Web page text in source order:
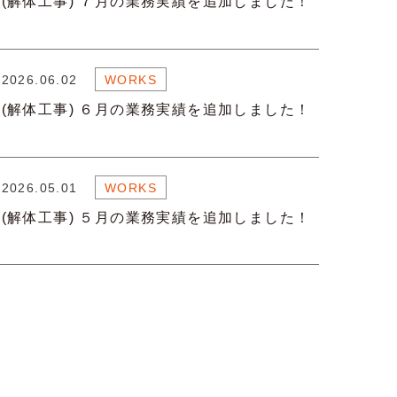
2026.06.02 WORKS
(解体工事) ６月の業務実績を追加しました！
2026.05.01 WORKS
(解体工事) ５月の業務実績を追加しました！